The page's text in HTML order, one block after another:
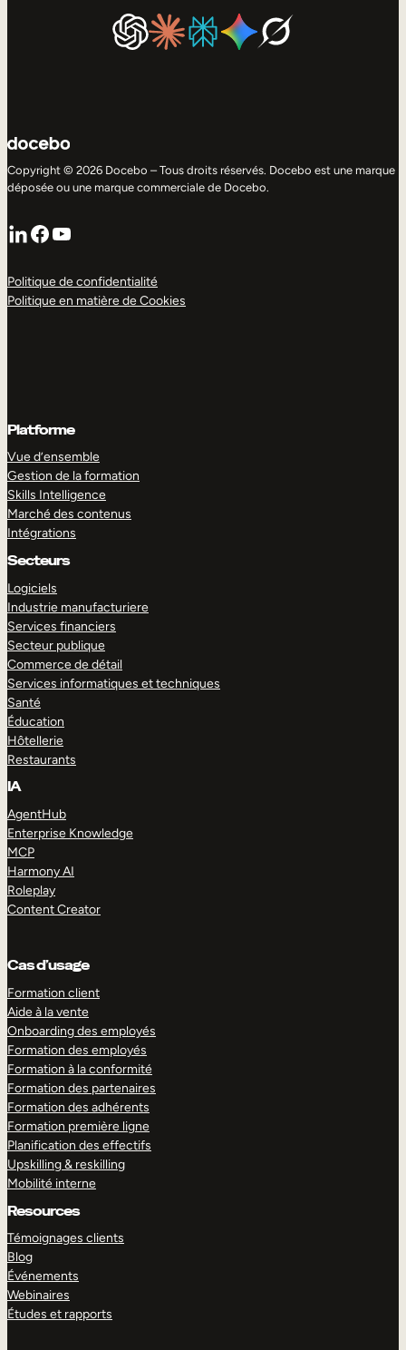
Copyright © 2026 Docebo – Tous droits réservés. Docebo est une marque
déposée ou une marque commerciale de Docebo.
LinkedIn
Facebook
YouTube
Politique de confidentialité
Politique en matière de Cookies
Platforme
Vue d’ensemble
Gestion de la formation
Skills Intelligence
Marché des contenus
Intégrations
Secteurs
Logiciels
Industrie manufacturiere
Services financiers
Secteur publique
Commerce de détail
Services informatiques et techniques
Santé
Éducation
Hôtellerie
Restaurants
IA
AgentHub
Enterprise Knowledge
MCP
Harmony AI
Roleplay
Content Creator
Cas d’usage
Formation client
Aide à la vente
Onboarding des employés
Formation des employés
Formation à la conformité
Formation des partenaires
Formation des adhérents
Formation première ligne
Planification des effectifs
Upskilling & reskilling
Mobilité interne
Resources
Témoignages clients
Blog
Événements
Webinaires
Études et rapports